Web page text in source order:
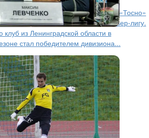
в Санкт-Петербурге руководство «Тосно»
командой задачу выйти в Премьер-лигу.
из Ленинградской области в
стал победителем дивизиона...